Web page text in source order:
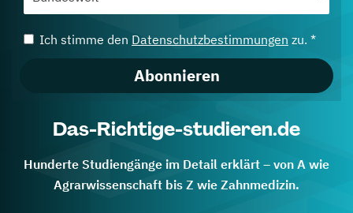
Ich stimme den Datenschutzbestimmungen zu. *
Abonnieren
Das-Richtige-studieren.de
Hunderte Studiengänge im Detail erklärt – von A wie
Agrarwissenschaft bis Z wie Zahnmedizin.